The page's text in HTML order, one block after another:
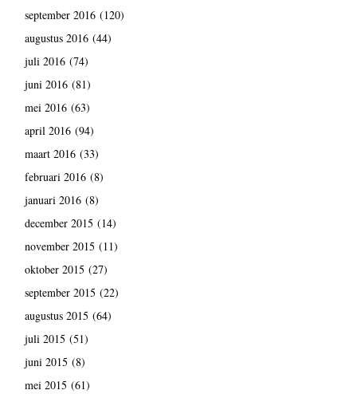
september 2016(120)
augustus 2016(44)
juli 2016(74)
juni 2016(81)
mei 2016(63)
april 2016(94)
maart 2016(33)
februari 2016(8)
januari 2016(8)
december 2015 (14)
november 2015 (11)
oktober 2015 (27)
september 2015 (22)
augustus 2015 (64)
juli 2015 (51)
juni 2015 (8)
mei 2015 (61)